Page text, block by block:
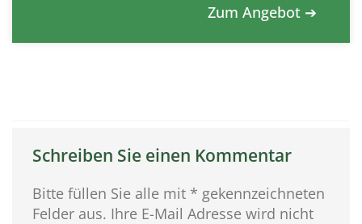
Zum Angebot ➔
Schreiben Sie einen Kommentar
Bitte füllen Sie alle mit * gekennzeichneten
Felder aus. Ihre E-Mail Adresse wird nicht